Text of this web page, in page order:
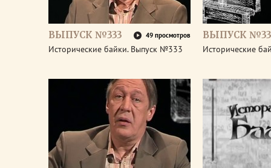
ВЫПУСК №333 49 просмотров
Исторические байки. Выпуск №333
ВЫПУСК
Исторические